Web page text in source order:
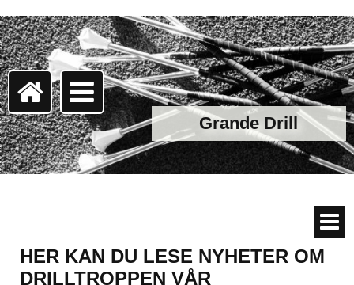
Grande Drill
HER KAN DU LESE NYHETER OM
DRILLTROPPEN VÅR